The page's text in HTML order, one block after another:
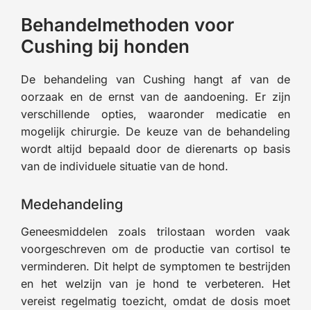
Behandelmethoden voor
Cushing bij honden
De behandeling van Cushing hangt af van de
oorzaak en de ernst van de aandoening. Er zijn
verschillende opties, waaronder medicatie en
mogelijk chirurgie. De keuze van de behandeling
wordt altijd bepaald door de dierenarts op basis
van de individuele situatie van de hond.
Medehandeling
Geneesmiddelen zoals trilostaan worden vaak
voorgeschreven om de productie van cortisol te
verminderen. Dit helpt de symptomen te bestrijden
en het welzijn van je hond te verbeteren. Het
vereist regelmatig toezicht, omdat de dosis moet